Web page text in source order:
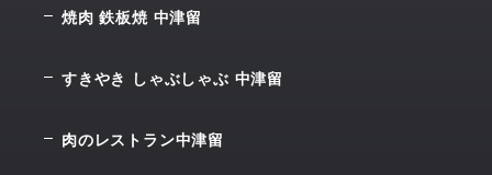
焼肉 鉄板焼 中津留
すきやき しゃぶしゃぶ 中津留
肉のレストラン中津留